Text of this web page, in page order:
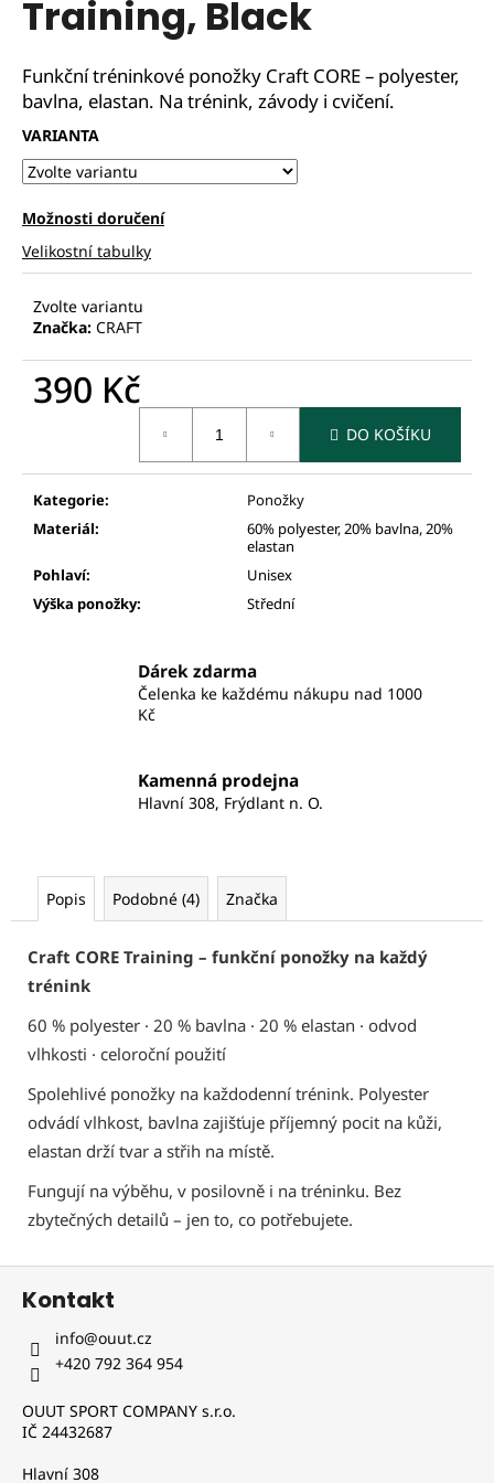
Training, Black
Funkční tréninkové ponožky Craft CORE – polyester,
bavlna, elastan. Na trénink, závody i cvičení.
VARIANTA
Možnosti doručení
Velikostní tabulky
Zvolte variantu
Značka: CRAFT
390 Kč
DO KOŠÍKU
Kategorie:
Ponožky
Materiál:
60% polyester, 20% bavlna, 20%
elastan
Pohlaví:
Unisex
Výška ponožky: Střední
Dárek zdarma
Čelenka ke každému nákupu nad 1000
Kč
Kamenná prodejna
Hlavní 308, Frýdlant n. O.
Popis Podobné (4) Značka
Craft CORE Training – funkční ponožky na každý
trénink
60 % polyester · 20 % bavlna · 20 % elastan · odvod
vlhkosti · celoroční použití
Spolehlivé ponožky na každodenní trénink. Polyester
odvádí vlhkost, bavlna zajišťuje příjemný pocit na kůži,
elastan drží tvar a střih na místě.
Fungují na výběhu, v posilovně i na tréninku. Bez
zbytečných detailů – jen to, co potřebujete.
Z
Kontakt
info@ouut.cz
+420 792 364 954
OUUT SPORT COMPANY s.r.o.
IČ 24432687
Hlavní 308